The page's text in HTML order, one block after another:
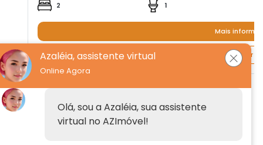
Azaléia, assistente virtual
Online Agora
Olá, sou a Azaléia, sua assistente
virtual no AZImóvel!
2 1
Mais
Quero agendar
Institucional